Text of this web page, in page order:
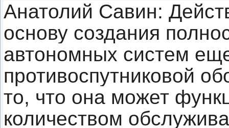
Анатолий Савин:
основу создания
автономных систем
противоспутниковой
то, что она может
количеством